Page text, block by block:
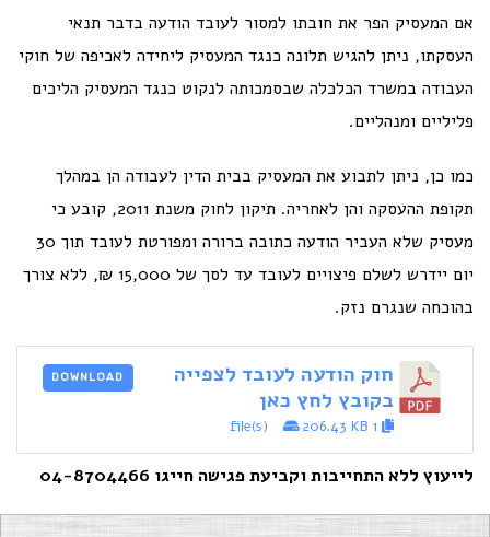
אם המעסיק הפר את חובתו למסור לעובד הודעה בדבר תנאי
העסקתו, ניתן להגיש תלונה כנגד המעסיק ליחידה לאכיפה של חוקי
העבודה במשרד הכלכלה שבסמכותה לנקוט כנגד המעסיק הליכים
פליליים ומנהליים.
כמו כן, ניתן לתבוע את המעסיק בבית הדין לעבודה הן במהלך
תקופת ההעסקה והן לאחריה. תיקון לחוק משנת 2011, קובע כי
מעסיק שלא העביר הודעה כתובה ברורה ומפורטת לעובד תוך 30
יום יידרש לשלם פיצויים לעובד עד לסך של 15,000 ₪, ללא צורך
בהוכחה שנגרם נזק.
חוק הודעה לעובד לצפייה
בקובץ לחץ כאן
206.43 KB
DOWNLOAD
לייעוץ ללא התחייבות וקביעת פגישה חייגו 04-8704466